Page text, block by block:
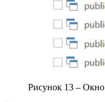
Рисунок 13 – Окно